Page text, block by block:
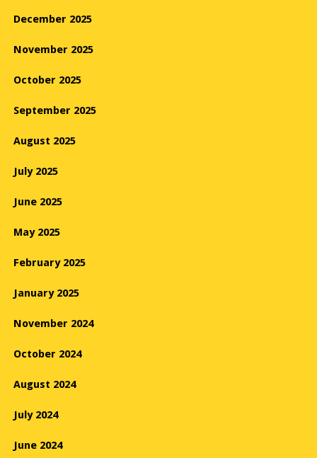
December 2025
November 2025
October 2025
September 2025
August 2025
July 2025
June 2025
May 2025
February 2025
January 2025
November 2024
October 2024
August 2024
July 2024
June 2024